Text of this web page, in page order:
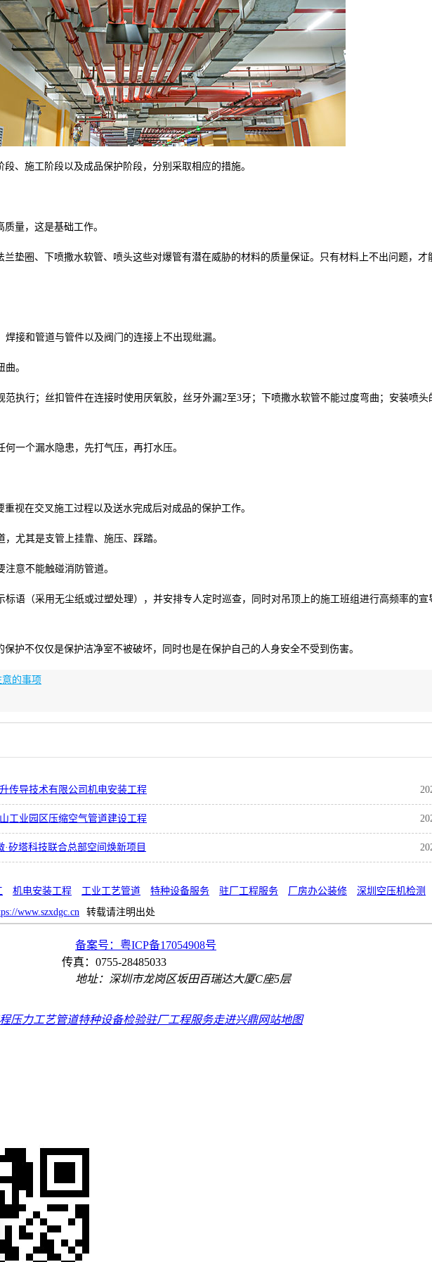
、施工阶段以及成品保护阶段，分别采取相应的措施。
量，这是基础工作。
垫圈、下喷撒水软管、喷头这些对爆管有潜在威胁的材料的质量保证。只有材料上不出问题，才
接和管道与管件以及阀门的连接上不出现纰漏。
。
执行；丝扣管件在连接时使用厌氧胶，丝牙外漏2至3牙；下喷撒水软管不能过度弯曲；安装喷头
一个漏水隐患，先打气压，再打水压。
视在交叉施工过程以及送水完成后对成品的保护工作。
尤其是支管上挂靠、施压、踩踏。
意不能触碰消防管道。
语（采用无尘纸或过塑处理），并安排专人定时巡查，同时对吊顶上的施工班组进行高频率的宣
护不仅仅是保护洁净室不被破坏，同时也是在保护自己的人身安全不受到伤害。
的事项
传导技术有限公司机电安装工程
工业园区压缩空气管道建设工程
矽塔科技联合总部空间焕新项目
机电安装工程 工业工艺管道 特种设备服务 驻厂工程服务 厂房办公装修
深圳空压机检测
www.szxdgc.cn 转载请注明出处
版权所有 备案号：粤ICP备17054908号
传真：0755-28485033
地址：深圳市龙岗区坂田百瑞达大厦C座5层
压力工艺管道特种设备检验驻厂工程服务走进兴鼎网站地图